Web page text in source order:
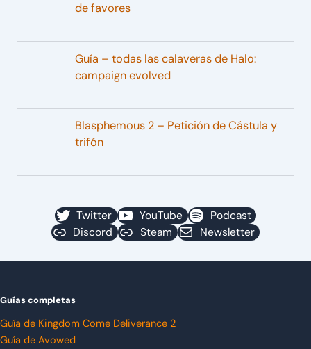
de favores
Guía – todas las calaveras de Halo:
campaign evolved
Blasphemous 2 – Petición de Cástula y
trifón
Twitter YouTube
Podcast
Discord
Steam Newsletter
Guías completas
Guía de Kingdom Come Deliverance 2
Guía de Avowed